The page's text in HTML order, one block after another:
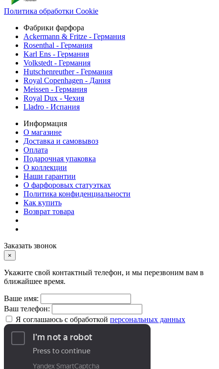
Политика обработки Cookie
Фабрики фарфора
Ackermann & Fritze - Германия
Rosenthal - Германия
Karl Ens - Германия
Volkstedt - Германия
Hutschenreuther - Германия
Royal Copenhagen - Дания
Meissen - Германия
Royal Dux - Чехия
Lladro - Испания
Информация
О магазине
Доставка и самовывоз
Оплата
Подарочная упаковка
О коллекции
Наши гарантии
О фарфоровых статуэтках
Политика конфиденциальности
Как купить
Возврат товара
Заказать звонок
×
Укажите свой контактный телефон, и мы перезвоним вам в
ближайшее время.
Ваше имя:
Ваш телефон:
Я соглашаюсь с обработкой персональных данных